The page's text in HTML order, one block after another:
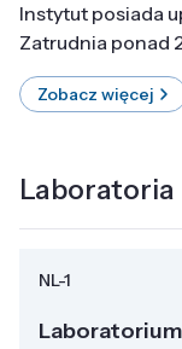
Instytut posiada
Zatrudnia ponad
Zobacz więcej
Laboratoria
NL-1